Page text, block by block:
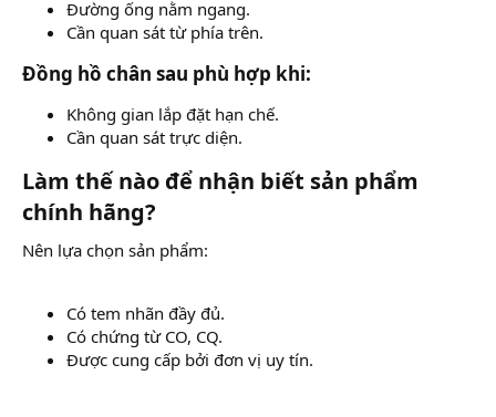
Đường ống nằm ngang.
Cần quan sát từ phía trên.
Đồng hồ chân sau phù hợp khi:​
Không gian lắp đặt hạn chế.
Cần quan sát trực diện.
Làm thế nào để nhận biết sản phẩm
chính hãng?​
Nên lựa chọn sản phẩm:
Có tem nhãn đầy đủ.
Có chứng từ CO, CQ.
Được cung cấp bởi đơn vị uy tín.